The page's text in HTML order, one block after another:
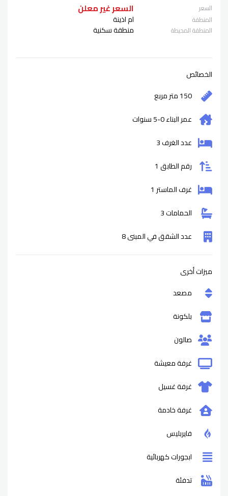
السعر السعر غير معلن
المنطقة ام اذينة
المنطقة المحيطة منطقة سكنية
الخصائص
150 متر مربع
عمر البناء0-5
سنوات
عدد الغرف 3
رقم الطابق 1
غرف الماستر 1
الحمامات 3
عدد الشقق في المبنى 8
ميزات أخرى
مصعد
بلكونة
صالون
غرفة معيشة
غرفة غسيل
غرفة خادمة
فايربليس
ابجورات كهربائية
تدفئة